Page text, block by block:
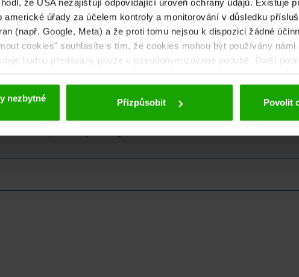
že USA nezajišťují odpovídající úroveň ochrany údajů. Existuje
americké úřady za účelem kontroly a monitorování v důsledku
(např. Google, Meta) a že proti tomu nejsou k dispozici žádné
cookies" souhlasíte s tím, že cookies mohou být používány
budou předávány pouze v pseudonymizované podobě. Další
nezbytné
Přizpůsobit Povolit
zpravodaje eMagazín!